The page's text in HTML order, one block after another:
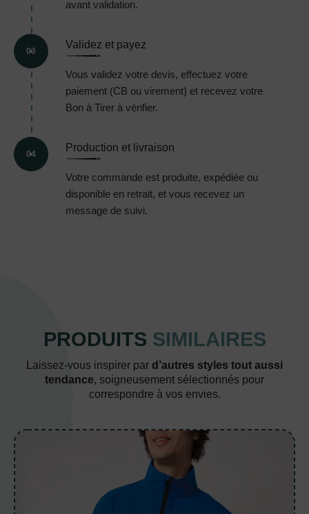
avant validation.
03
Validez et payez
Vous validez votre devis, effectuez votre
paiement (CB ou virement) et recevez votre
Bon à Tirer à vérifier.
04
Production et livraison
Votre commande est produite, expédiée ou
disponible en retrait, et vous recevez un
message de suivi.
PRODUITS SIMILAIRES
Laissez-vous inspirer par d’autres styles tout aussi
tendance, soigneusement sélectionnés pour
correspondre à vos envies.